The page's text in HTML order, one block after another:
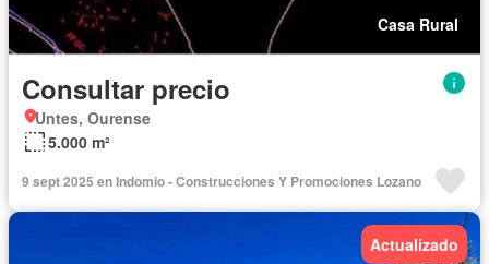
Casa Rural
Consultar precio
Untes, Ourense
5.000 m²
9 sept 2025 en Indomio - Construcciones Y Promociones Lozano
Actualizado